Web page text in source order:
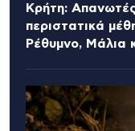
Κρήτη:
περιστατικά
Ρέθυμνο, Μάλια